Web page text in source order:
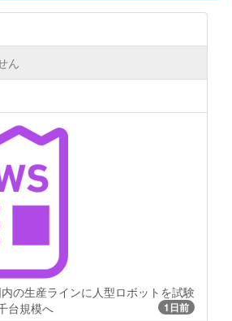
ん
の生産ラインに人型ロボットを試験
台規模へ
1日前